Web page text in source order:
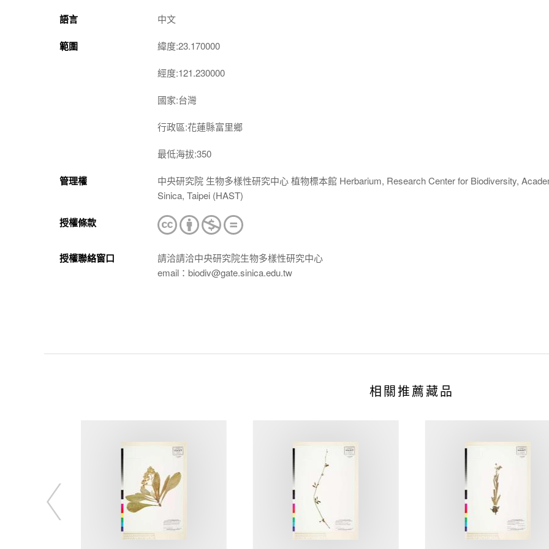
語言 中文
範圍 緯度:23.170000
經度:121.230000
國家:台灣
行政區:花蓮縣富里鄉
最低海拔:350
管理權
中央研究院 生物多樣性研究中心 植物標本館 Herbarium, Research Center for Biodiversity,
Sinica, Taipei (HAST)
授權條款
授權聯絡窗口
請洽請洽中央研究院生物多樣性研究中心
email：biodiv@gate.sinica.edu.tw
相關推薦藏品